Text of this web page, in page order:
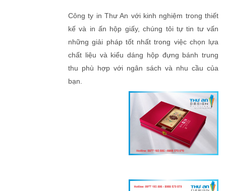
Công ty in Thư An với kinh nghiệm trong thiết
kế và in ấn hộp giấy, chúng tôi tự tin tư vấn
những giải pháp tốt nhất trong việc chọn lựa
chất liệu và kiểu dáng hộp đựng bánh trung
thu phù hợp với ngân sách và nhu cầu của
bạn.